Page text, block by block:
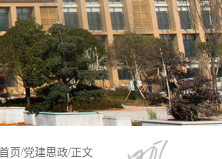
页/党建思政/正文